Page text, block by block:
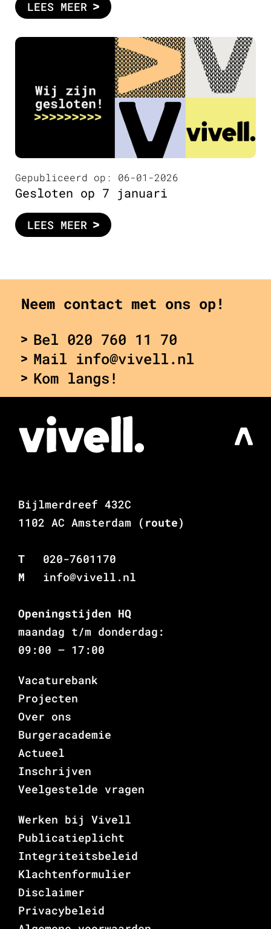
LEES MEER
Gepubliceerd op: 06-01-2026
Gesloten op 7 januari
LEES MEER
Neem contact met ons op!
Bel 020 760 11 70
Mail info@vivell.nl
Kom langs!
Bijlmerdreef 432C
1102 AC Amsterdam
(route)
T
020-7601170
M
info@vivell.nl
Openingstijden HQ
maandag t/m donderdag:
09:00 – 17:00
Vacaturebank
Projecten
Over ons
Burgeracademie
Actueel
Inschrijven
Veelgestelde vragen
Werken bij Vivell
Publicatieplicht
Integriteitsbeleid
Klachtenformulier
Disclaimer
Privacybeleid